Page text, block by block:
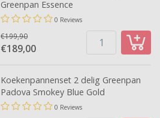
Greenpan Essence
0 Reviews
€199,90
€189,00
Koekenpannenset 2 delig Greenpan
Padova Smokey Blue Gold
0 Reviews